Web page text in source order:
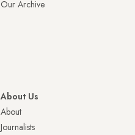
Our Archive
About Us
About
Journalists